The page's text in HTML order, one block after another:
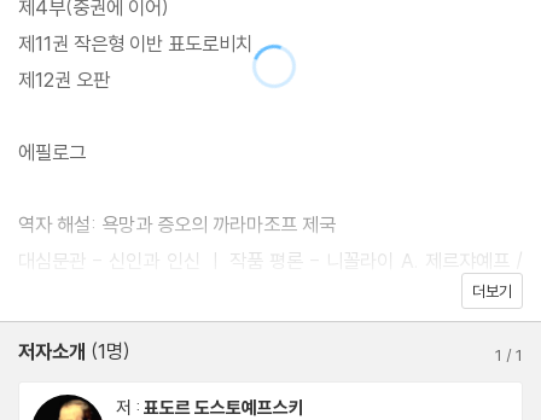
비평가들에 의해 '문학 작품의 총체성'을 구현한 가장 탁월한 작품으
로 평가받는다.
제4부(중권에 이어)
제11권 작은형 이반 표도로비치
제12권 오판
에필로그
역자 해설: 욕망과 증오의 까라마조프 제국
대심문관 - 신인과 인신 ㅣ 작품 평론 - 니꼴라이 A. 제르쟈예프 /
도스또예프스키 연보
더보기
저자소개 (1명) 1 /1
저 : 표도르 도스토예프스키